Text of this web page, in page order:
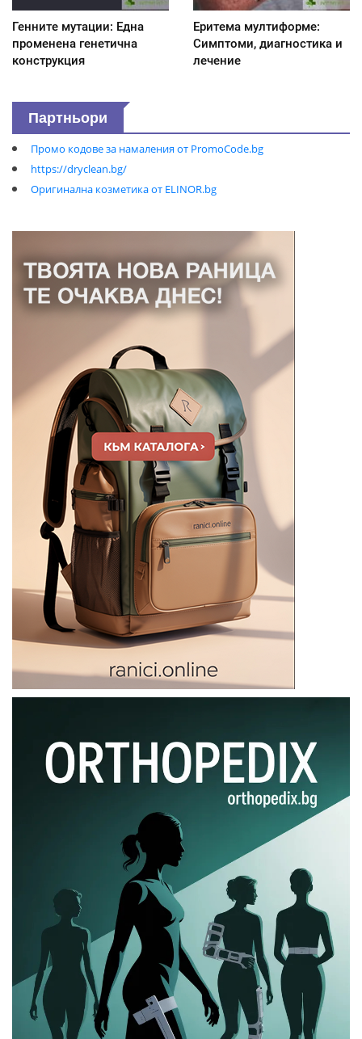
Генните мутации: Една
променена генетична
конструкция
Еритема мултиформе:
Симптоми, диагностика и
лечение
Партньори
Промо кодове за намаления от PromoCode.bg
https://dryclean.bg/
Оригинална козметика от ELINOR.bg